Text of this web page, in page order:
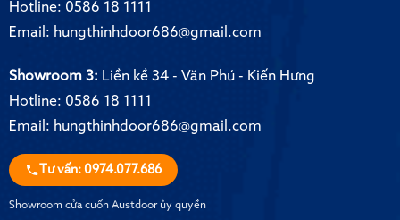
Hotline: 0586 18 1111
Email: hungthinhdoor686@gmail.com
Showroom 3: Liền kề 34 - Văn Phú - Kiến Hưng
Hotline: 0586 18 1111
Email: hungthinhdoor686@gmail.com
Tư vấn: 0974.077.686
Showroom cửa cuốn Austdoor ủy quyền